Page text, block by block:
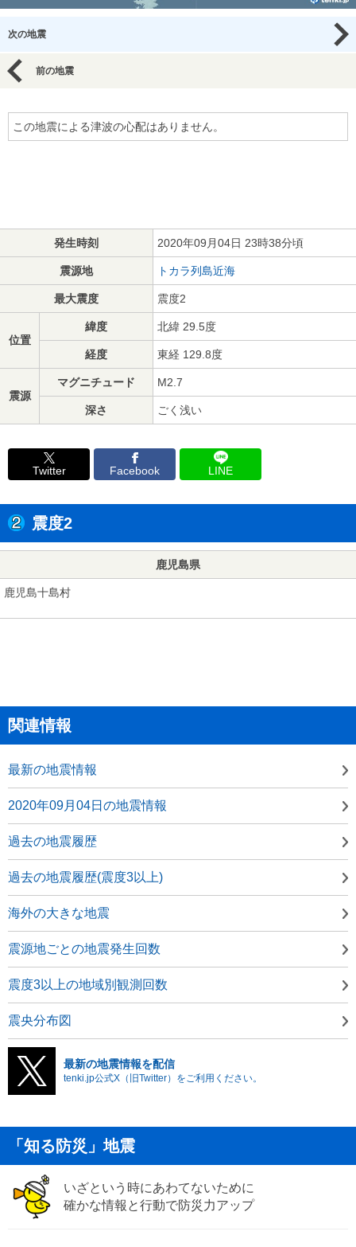
次の地震
前の地震
この地震による津波の心配はありません。
発生時刻 2020年09月04日 23時38分頃
震源地 トカラ列島近海
最大震度 震度2
位置
緯度 北緯 29.5度
経度 東経 129.8度
震源
マグニチュード M2.7
深さ ごく浅い
Twitter Facebook LINE
震度2
鹿児島県
鹿児島十島村
関連情報
最新の地震情報
2020年09月04日の地震情報
過去の地震履歴
過去の地震履歴(震度3以上)
海外の大きな地震
震源地ごとの地震発生回数
震度3以上の地域別観測回数
震央分布図
最新の地震情報を配信
tenki.jp公式X（旧Twitter）をご利用ください。
「知る防災」地震
いざという時にあわてないために
確かな情報と行動で防災力アップ